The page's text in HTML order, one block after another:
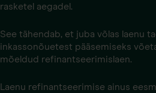
rasketel aegadel.
See tähendab, et juba võlas laenu
inkassonõuetest pääsemiseks
mõeldud refinantseerimislaen.
Laenu refinantseerimise ainus